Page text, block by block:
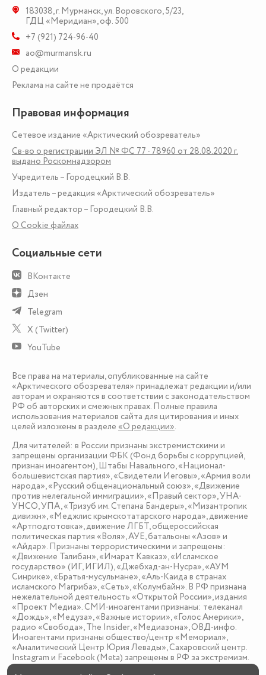
183038,г. Мурманск,ул. Воровского, 5/23,
ГДЦ «Меридиан», оф. 500
+7 (921) 724-96-40
ao@murmansk.ru
О редакции
Реклама на сайте не продаётся
Правовая информация
Сетевое издание «Арктический обозреватель»
Св-во о регистрации ЭЛ № ФС 77 - 78960 от 28.08.2020 г.
выдано Роскомнадзором
Учредитель – Городецкий В.В.
Издатель – редакция «Арктический обозреватель»
Главный редактор – Городецкий В.В.
О Сookie файлах
Социальные сети
ВКонтакте
Дзен
Telegram
X (Twitter)
YouTube
Все права на материалы, опубликованные на сайте
«Арктического обозревателя» принадлежат редакции и/или
авторам и охраняются в соответствии с законодательством
РФ об авторских и смежных правах. Полные правила
использования материалов сайта для цитирования и иных
целей изложены в разделе «О редакции».
Для читателей: в России признаны экстремистскими и
запрещены организации ФБК (Фонд борьбы с коррупцией,
признан иноагентом), Штабы Навального, «Национал-
большевистская партия», «Свидетели Иеговы», «Армия воли
народа», «Русский общенациональный союз», «Движение
против нелегальной иммиграции», «Правый сектор», УНА-
УНСО, УПА, «Тризуб им. Степана Бандеры», «Мизантропик
дивижн», «Меджлис крымскотатарского народа», движение
«Артподготовка», движение ЛГБТ, общероссийская
политическая партия «Воля», АУЕ, батальоны «Азов» и
«Айдар». Признаны террористическими и запрещены:
«Движение Талибан», «Имарат Кавказ», «Исламское
государство» (ИГ, ИГИЛ), «Джебхад-ан-Нусра», «АУМ
Синрике», «Братья-мусульмане», «Аль-Каида в странах
исламского Магриба», «Сеть», «Колумбайн». В РФ признана
нежелательной деятельность «Открытой России», издания
«Проект Медиа». СМИ-иноагентами признаны: телеканал
«Дождь», «Медуза», «Важные истории», «Голос Америки»,
радио «Свобода», The Insider, «Медиазона», ОВД-инфо.
Иноагентами признаны общество/центр «Мемориал»,
«Аналитический Центр Юрия Левады», Сахаровский центр.
Instagram и Facebook (Metа) запрещены в РФ за экстремизм.